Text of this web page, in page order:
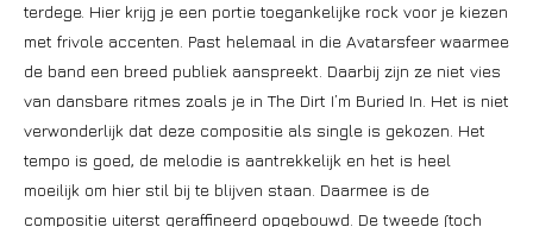
terdege. Hier krijg je een portie toegankelijke rock voor je kiezen
met frivole accenten. Past helemaal in die Avatarsfeer waarmee
de band een breed publiek aanspreekt. Daarbij zijn ze niet vies
van dansbare ritmes zoals je in The Dirt I’m Buried In. Het is niet
verwonderlijk dat deze compositie als single is gekozen. Het
tempo is goed, de melodie is aantrekkelijk en het is heel
moeilijk om hier stil bij te blijven staan. Daarmee is de
compositie uiterst geraffineerd opgebouwd. De tweede (toch